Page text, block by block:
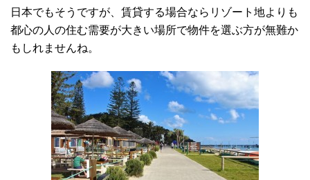
日本でもそうですが、賃貸する場合ならリゾート地よりも
都心の人の住む需要が大きい場所で物件を選ぶ方が無難か
もしれませんね。